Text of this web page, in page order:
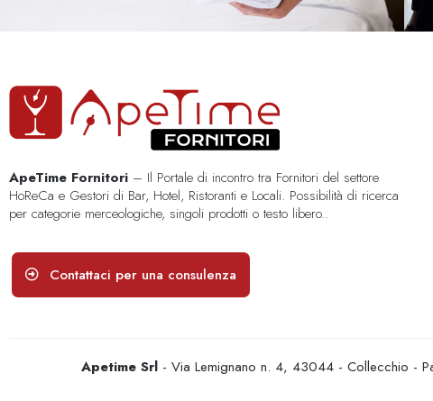
ApeTime Fornitori – Il Portale di incontro tra Fornitori del settore
HoReCa e Gestori di Bar, Hotel, Ristoranti e Locali. Possibilità di ricerca
per categorie merceologiche, singoli prodotti o testo libero..
Contattaci per una consulenza
Apetime Srl - Via Lemignano n. 4, 43044 - Collecchio -